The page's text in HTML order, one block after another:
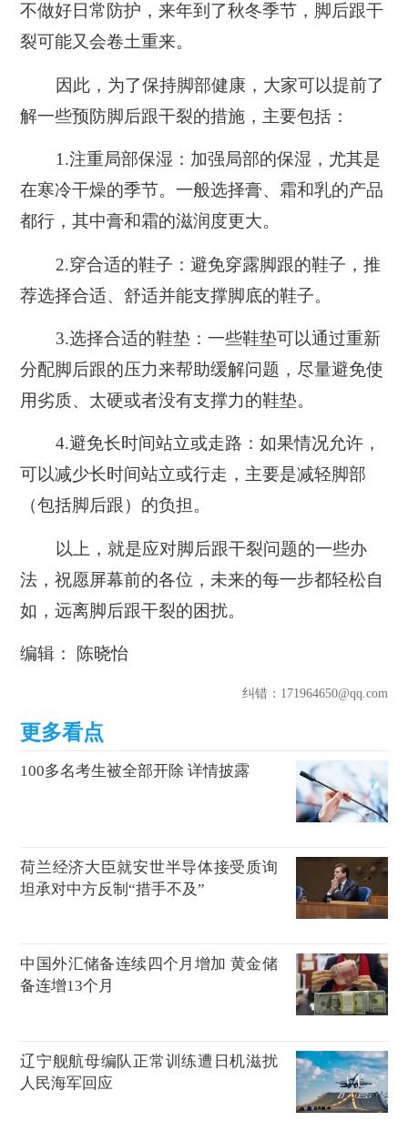
不做好日常防护，来年到了秋冬季节，脚后跟干
裂可能又会卷土重来。
因此，为了保持脚部健康，大家可以提前了
解一些预防脚后跟干裂的措施，主要包括：
1.注重局部保湿： 加强局部的保湿，尤其是
在寒冷干燥的季节。一般选择膏、霜和乳的产品
都行，其中膏和霜的滋润度更大。
2.穿合适的鞋子： 避免穿露脚跟的鞋子， 推
荐选择合适、舒适并能支撑脚底的鞋子。
3.选择合适的鞋垫：一些鞋垫可以通过重新
分配脚后跟的压力来帮助缓解问题， 尽量避免使
用劣质、太硬或者没有支撑力的鞋垫。
4.避免长时间站立或走路： 如果情况允许，
可以减少长时间站立或行走，主要是减轻脚部
（包括脚后跟）的负担。
以上，就是应对脚后跟干裂问题的一些办
法，祝愿屏幕前的各位，未来的每一步都轻松自
如，远离脚后跟干裂的困扰。
编辑： 陈晓怡
纠错：171964650@qq.com
100多名考生被全部开除 详情披露
荷兰经济大臣就安世半导体接受质询
坦承对中方反制“措手不及”
中国外汇储备连续四个月增加 黄金储
备连增13个月
辽宁舰航母编队正常训练遭日机滋扰
人民海军回应